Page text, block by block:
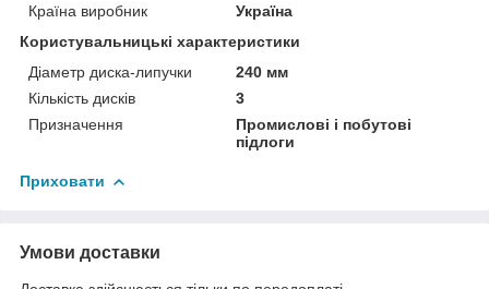
Країна виробник
Україна
Користувальницькі характеристики
Діаметр диска-липучки
240 мм
Кількість дисків
3
Призначення
Промислові і побутові
підлоги
Приховати
Умови доставки